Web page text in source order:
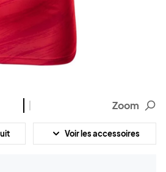
Zoom
Voir les accessoires